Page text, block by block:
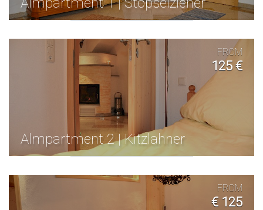
Almpartment 2 | Kitzlahner
FROM
125 €
FROM
€ 125